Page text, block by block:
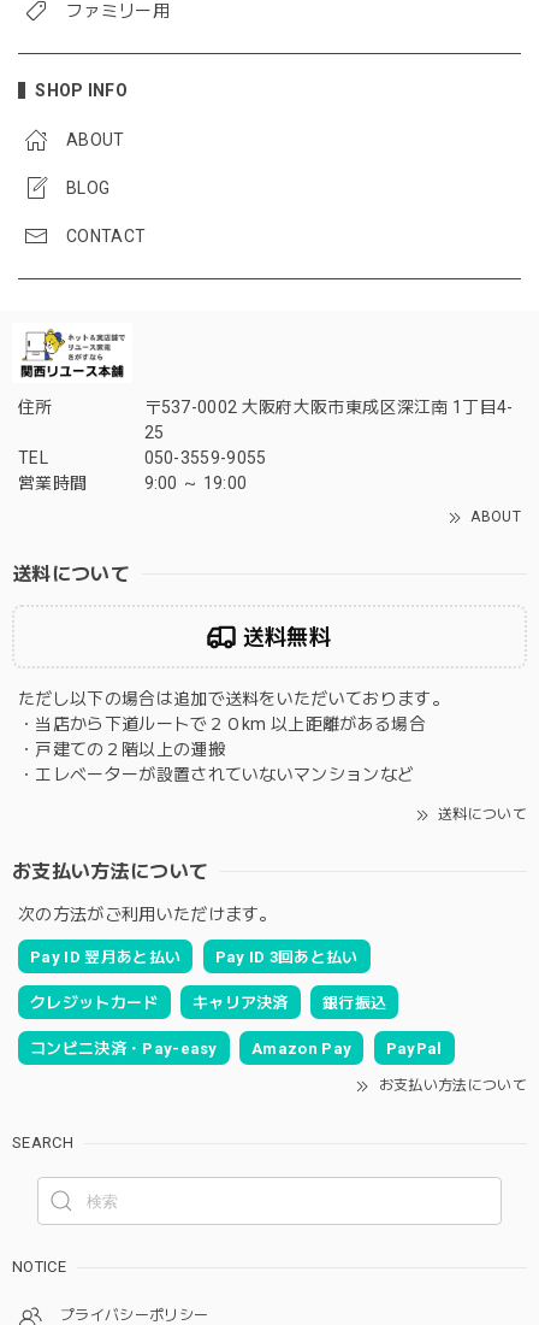
ファミリー用
SHOP INFO
ABOUT
BLOG
CONTACT
住所
〒537-0002 大阪府大阪市東成区深江南 1丁目4-
25
TEL
050-3559-9055
営業時間
9:00 ～ 19:00
ABOUT
送料について
送料無料
ただし以下の場合は追加で送料をいただいております。
・当店から下道ルートで２０km 以上距離がある場合
・戸建ての２階以上の運搬
・エレベーターが設置されていないマンションなど
送料について
お支払い方法について
次の方法がご利用いただけます。
Pay ID 翌月あと払い Pay ID 3回あと払い
クレジットカード キャリア決済 銀行振込
コンビニ決済・Pay-easy Amazon Pay PayPal
お支払い方法について
SEARCH
NOTICE
プライバシーポリシー